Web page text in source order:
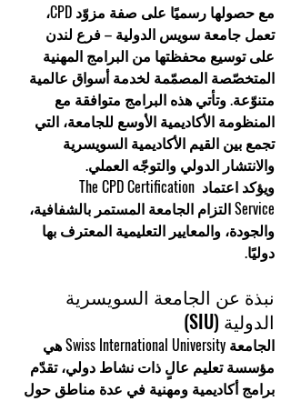
مع حصولها رسميًا على صفة مزوّد CPD،
تعمل جامعة سويس الدولية – فرع لندن
على توسيع محفظتها من البرامج المهنية
المتخصّصة المصمّمة لخدمة أسواق عالمية
متنوّعة. وتأتي هذه البرامج متوافقة مع
المنظومة الأكاديمية الأوسع للجامعة، التي
تجمع بين القيم الأكاديمية السويسرية
والانتشار الدولي والتوجّه العملي.
ويؤكد اعتماد The CPD Certification
Service التزام الجامعة المستمر بالشفافية،
والجودة، والمعايير التعليمية المعترف بها
دوليًا.
نبذة عن الجامعة السويسرية
الدولية (SIU)
الجامعة Swiss International University
هي
مؤسسة تعليم عالٍ ذات نشاط دولي، تقدّم
برامج أكاديمية ومهنية في عدة مناطق حول